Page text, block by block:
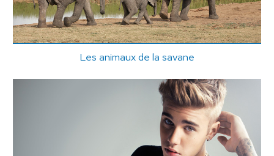
Les animaux de la savane